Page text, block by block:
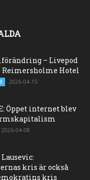
– Livepod
Reimersholme Hotel
2026-04-15
Öppet internet blev
2026-04-08
kris är också
kris